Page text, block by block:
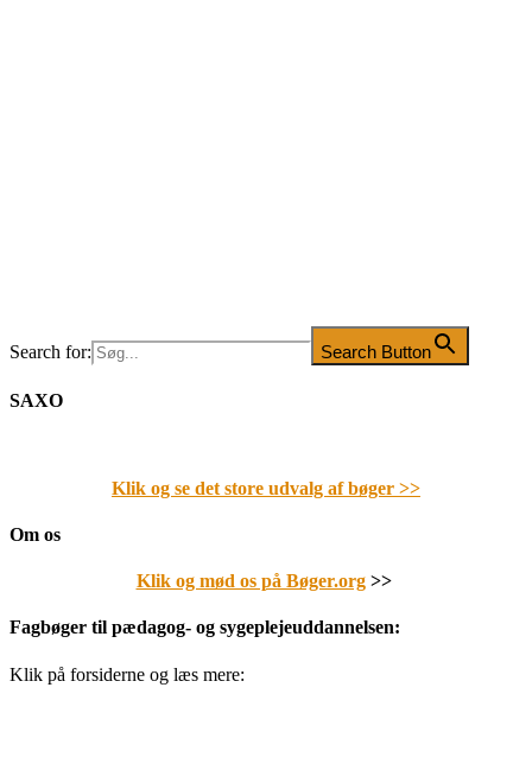
Search for: Search Button
SAXO
Klik og se det store udvalg af bøger >>
Om os
Klik og mød os på Bøger.org>>
Fagbøger til pædagog- og sygeplejeuddannelsen:
Klik på forsiderne og læs mere: